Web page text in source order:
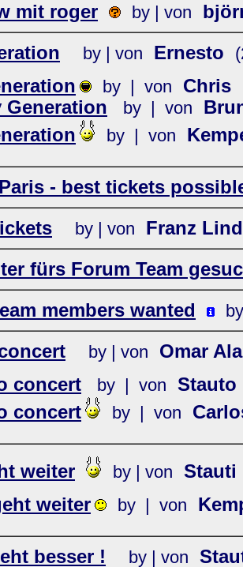
mit roger by | von
by | von Ernesto
by | von Chris
Generation by | von
by | von
- best tickets
by | von
Franz
fürs Forum Team
members wanted
by | von
Omar
concert
by | von Stauto
concert
by | von
weiter by | von Stauti
weiter
by | von
besser ! by | von